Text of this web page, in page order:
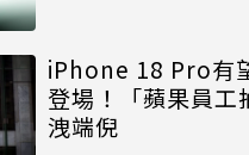
iPhone 18 Pro有
登場！「蘋果員工
洩端倪